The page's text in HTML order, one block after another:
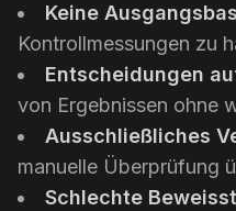
Keine
Kontrollmessungen zu
Entscheidungen
von Ergebnissen ohne
Ausschließliches
manuelle Überprüfung
Schlechte